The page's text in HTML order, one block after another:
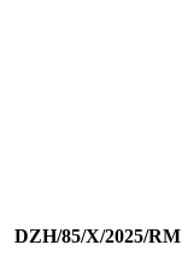
DZH/85/X/2025/RM